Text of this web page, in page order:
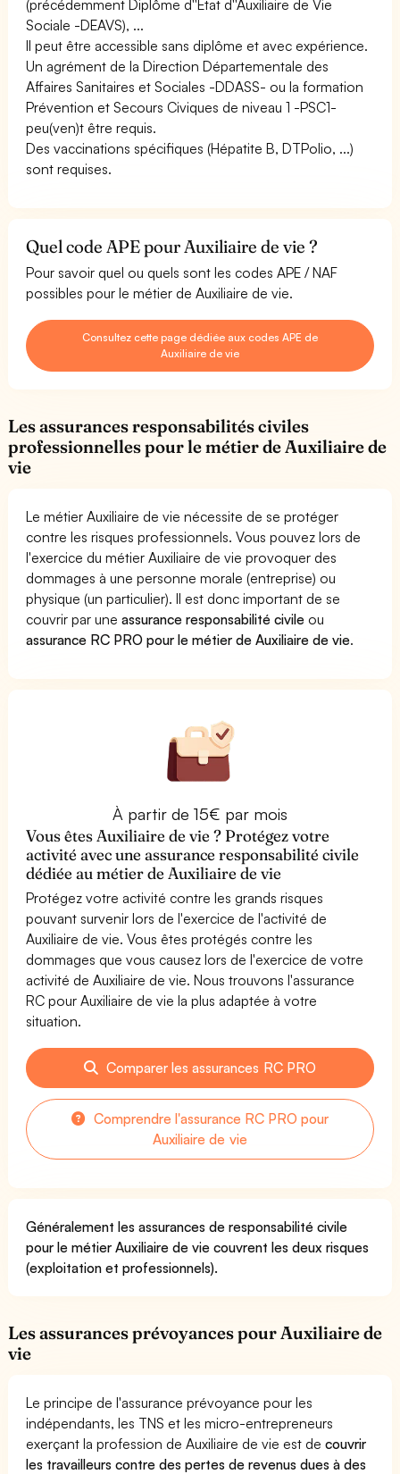
(précédemment Diplôme d''Etat d''Auxiliaire de Vie
Sociale -DEAVS), ...
Il peut être accessible sans diplôme et avec expérience.
Un agrément de la Direction Départementale des
Affaires Sanitaires et Sociales -DDASS- ou la formation
Prévention et Secours Civiques de niveau 1 -PSC1-
peu(ven)t être requis.
Des vaccinations spécifiques (Hépatite B, DTPolio, ...)
sont requises.
Quel code APE pour Auxiliaire de vie ?
Pour savoir quel ou quels sont les codes APE / NAF
possibles pour le métier de Auxiliaire de vie.
Consultez cette page dédiée aux codes APE de
Auxiliaire de vie
Les assurances responsabilités civiles
professionnelles pour le métier de Auxiliaire de
vie
Le métier Auxiliaire de vie nécessite de se protéger
contre les risques professionnels. Vous pouvez lors de
l'exercice du métier Auxiliaire de vie provoquer des
dommages à une personne morale (entreprise) ou
physique (un particulier). Il est donc important de se
couvrir par uneassurance responsabilité civile ou
assurance RC PRO pour le métier de Auxiliaire de vie.
À partir de 15€ par mois
Vous êtes Auxiliaire de vie ? Protégez votre
activité avec une assurance responsabilité civile
dédiée au métier de Auxiliaire de vie
Protégez votre activité contre les grands risques
pouvant survenir lors de l'exercice de l'activité de
Auxiliaire de vie. Vous êtes protégés contre les
dommages que vous causez lors de l'exercice de votre
activité de Auxiliaire de vie. Nous trouvons l'assurance
RC pour Auxiliaire de vie la plus adaptée à votre
situation.
Comparer les assurances RC PRO
Comprendre l'assurance RC PRO pour
Auxiliaire de vie
Généralement les assurances de responsabilité civile
pour le métier Auxiliaire de vie couvrent les deux risques
(exploitation et professionnels).
Les assurances prévoyances pour Auxiliaire de
vie
Le principe de l'assurance prévoyance pour les
indépendants, les TNS et les micro-entrepreneurs
exerçant la profession de Auxiliaire de vie est decouvrir
les travailleurs contre des pertes de revenus dues à des